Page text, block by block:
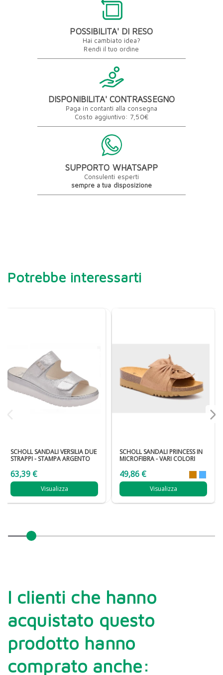
POSSIBILITA' DI RESO
Hai cambiato idea?
Rendi il tuo ordine
DISPONIBILITA' CONTRASSEGNO
Paga in contanti alla consegna
Costo aggiuntivo: 7,50€
SUPPORTO WHATSAPP
Consulenti esperti
sempre a tua disposizione
Potrebbe interessarti
SCHOLL SANDALI VERSILIA DUE
STRAPPI - STAMPA ARGENTO
63,39 €
Visualizza
SCHOLL SANDALI PRINCESS IN
MICROFIBRA - VARI COLORI
49,86 €
Visualizza
I clienti che hanno
acquistato questo
prodotto hanno
comprato anche: